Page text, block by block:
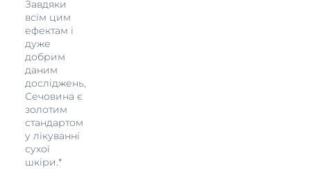
Завдяки
всім цим
ефектам і
дуже
добрим
даним
досліджень,
Сечовина є
золотим
стандартом
у лікуванні
сухої
шкіри.*